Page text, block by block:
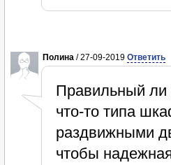
Полина / 27-09-2019 Ответить
Правильный ли
что-то типа
раздвижными
чтобы